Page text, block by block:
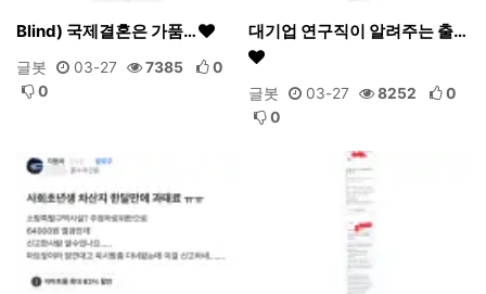
Blind) 국제결혼은 가품…
글봇 03-27 7385
0
0
대기업 연구직이 알려주는 출…
글봇 03-27 8252
0
0